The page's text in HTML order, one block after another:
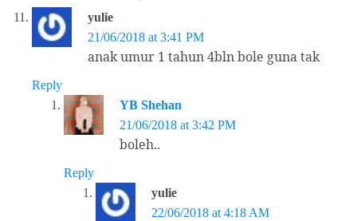
yulie
21/06/2018 at 3:41 PM
anak umur 1 tahun 4bln bole guna tak
Reply
YB Shehan
21/06/2018 at 3:42 PM
boleh..
Reply
yulie
22/06/2018 at 4:18 AM